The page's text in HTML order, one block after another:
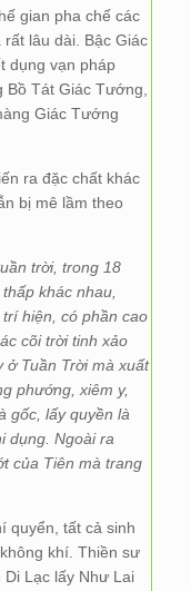
gian pha chế các
lâu dài. Bậc Giác
dụng vạn pháp
Tát Giác Tướng,
Giác Tướng
ra đặc chất khác
bị mê lầm theo
trời, trong 18
khác nhau,
hiện, có phần cao
cõi trời tinh xảo
Tuần Trời mà xuất
phướng, xiêm y,
gốc, lấy quyền là
dụng. Ngoài ra
của Tiên mà trang
quyển, tất cả sinh
khí. Thiền sư
Lạc lấy Như Lai